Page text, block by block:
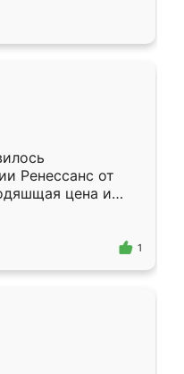
аккуратно, даже
Ренессанс от
цена и
Приехавший
самый
1